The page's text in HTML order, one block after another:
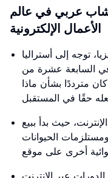
شاب عربي في عالم
الأعمال الإلكترونية
توجه إلى أستراليا
السابعة عشرة من
مترددًا بشأن ماذا
حيث بدأ ببيع
الحيوانات
عبر الإنترنت